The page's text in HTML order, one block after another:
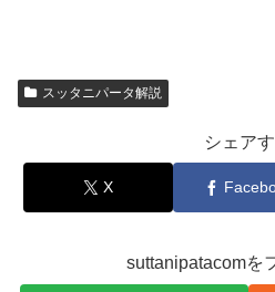
スッタニパータ解説
シェア
X
suttanipatacomを